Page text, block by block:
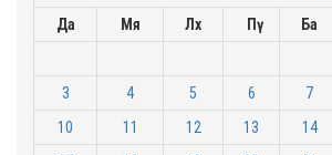
Да
Мя Лх Пү Ба
3
4 5 6 7
10
11 12 13 14